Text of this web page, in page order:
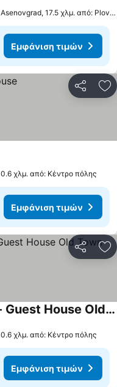
Asenovgrad, 17.5 χλμ. από: Plovdiv
Εμφάνιση τιμών
0.6 χλμ. από: Κέντρο πόλης
Εμφάνιση τιμών
Апартаменти в Пловдив - Guest House Old Town
0.6 χλμ. από: Κέντρο πόλης
Εμφάνιση τιμών